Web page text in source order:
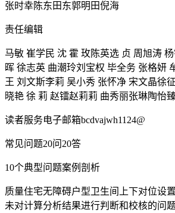
张时幸陈东田东郭明田倪海
责任编辑
马敏 崔学民 沈 霍 玫陈英选 贞 周旭涛
晖 徐志英 曲潮玲刘宝权 毕全务 张格妍
王 刘文斯李莉 吴小秀 张怀净 宋文晶徐
晓艳 徐 莉 赵镭赵莉莉 曲秀丽张琳陶怡
读者服务电子邮箱bcdvajwh1124@
常见问题20问20答
10个典型问题案例剖析
质量住宅无障碍户型卫生间上下对位设
未对计算分析结果进行判断和校核的问